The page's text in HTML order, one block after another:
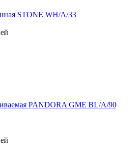
STONE WH/A/33
PANDORA GME BL/A/90